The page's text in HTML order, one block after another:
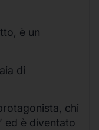
è un
di
chi
ed è diventato